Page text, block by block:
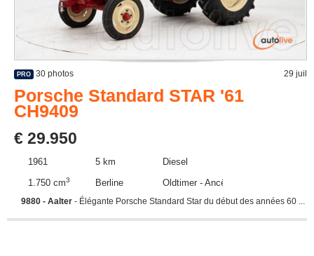
PRO 30 photos 29 juil
Porsche Standard STAR '61
CH9409
€ 29.950
1961 5 km
Diesel
1.750 cm3 Berline Oldtimer - Ancêtre
9880 - Aalter - Élégante Porsche Standard Star du début des années 60 ...